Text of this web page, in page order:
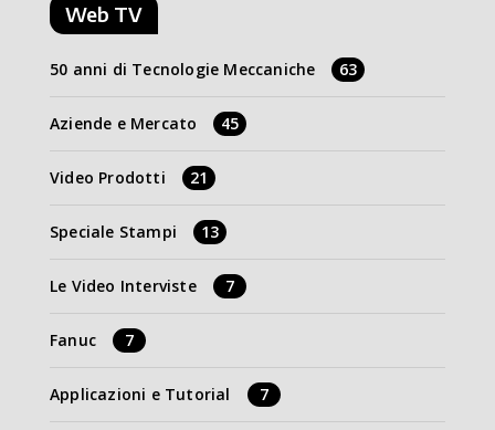
Web TV
50 anni di Tecnologie Meccaniche 63
Aziende e Mercato 45
Video Prodotti 21
Speciale Stampi 13
Le Video Interviste 7
Fanuc 7
Applicazioni e Tutorial 7